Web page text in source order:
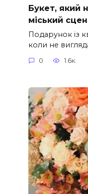
Букет, який
міський
Подарунок із
коли не
0 1.6к.